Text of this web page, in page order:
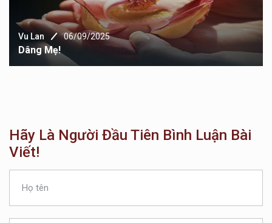
Vu Lan 06/09/2025
Dâng Mẹ!
Hãy Là Người Đầu Tiên Bình Luận Bài
Viết!